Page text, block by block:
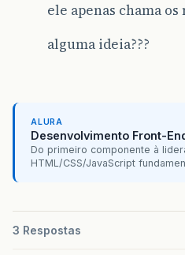
public void
for (int i =1;
lista
=
try{
ele apenas chama
alguma ideia???
ALURA
Desenvolvimento Front-
Do primeiro componente à
HTML/CSS/JavaScript
3 Respostas